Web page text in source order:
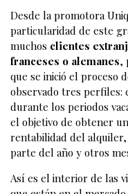
Desde la promotora
particularidad de este
muchos clientes
franceses o alemanes,
que se inició el proceso
observado tres perfiles:
durante los periodos
el objetivo de obtener
rentabilidad del
parte del año y otros
Así es el interior de las